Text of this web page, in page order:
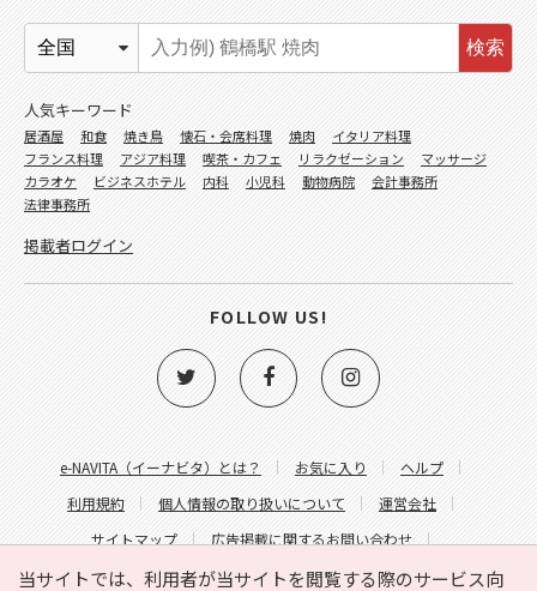
当サイトでは、利用者が当サイトを閲覧する際のサービス向
e-NAVITA（イーナビタ）とは？ お気に入り
ヘルプ
利用規約
個人情報の取り扱いについて
運営会社
サイトマップ
広告掲載に関するお問い合わせ
サイトの内容に関するお問い合わせ
検索
人気キーワード
居酒屋 和食 焼き鳥 懐石・会席料理 焼肉
イタリア料理
フランス料理
アジア料理 喫茶・カフェ リラクゼーション
マッサージ
カラオケ
ビジネスホテル 内科 小児科 動物病院
会計事務所
法律事務所
掲載者ログイン
FOLLOW US!